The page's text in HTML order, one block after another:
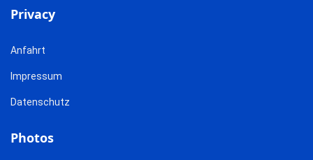
Privacy
Anfahrt
Impressum
Datenschutz
Photos